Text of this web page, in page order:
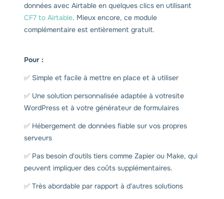
données avec Airtable en quelques clics en utilisant
CF7 to Airtable. Mieux encore, ce module
complémentaire est entièrement gratuit.
Pour :
✅ Simple et facile à mettre en place et à utiliser
✅ Une solution personnalisée adaptée à votresite
WordPress et à votre générateur de formulaires
✅ Hébergement de données fiable sur vos propres
serveurs
✅ Pas besoin d'outils tiers comme Zapier ou Make, qui
peuvent impliquer des coûts supplémentaires.
✅ Très abordable par rapport à d'autres solutions